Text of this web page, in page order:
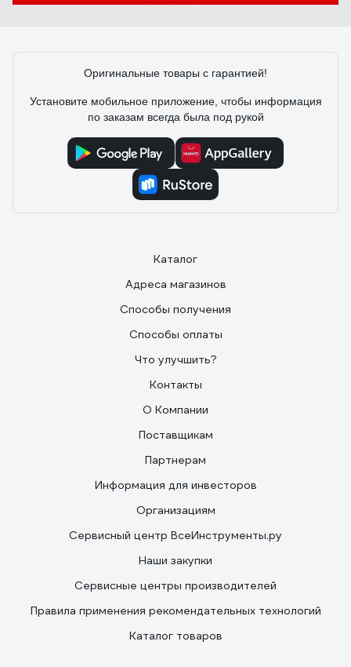
Оригинальные товары с гарантией!
Установите мобильное приложение, чтобы информация
по заказам всегда была под рукой
Каталог
Адреса магазинов
Способы получения
Способы оплаты
Что улучшить?
Контакты
О Компании
Поставщикам
Партнерам
Информация для инвесторов
Организациям
Сервисный центр ВсеИнструменты.ру
Наши закупки
Сервисные центры производителей
Правила применения рекомендательных технологий
Каталог товаров